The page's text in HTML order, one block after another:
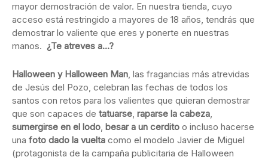
mayor demostración de valor. En nuestra tienda, cuyo
acceso está restringido a mayores de 18 años, tendrás que
demostrar lo valiente que eres y ponerte en nuestras
manos. ¿Te atreves a…?
Halloween y Halloween Man, las fragancias más atrevidas
de Jesús del Pozo, celebran las fechas de todos los
santos con retos para los valientes que quieran demostrar
que son capaces de tatuarse, raparse la cabeza,
sumergirse en el lodo, besar a un cerdito o incluso hacerse
una foto dado la vuelta como el modelo Javier de Miguel
(protagonista de la campaña publicitaria de Halloween